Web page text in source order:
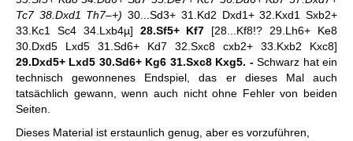
Tc7 38.Dxd1 Th7–+)30...Sd3+ 31.Kd2 Dxd1+ 32.Kxd1 Sxb2+
33.Kc1 Sc4 34.Lxb4µ] 28.Sf5+ Kf7 [28...Kf8!? 29.Lh6+ Ke8
30.Dxd5 Lxd5 31.Sd6+ Kd7 32.Sxc8 cxb2+ 33.Kxb2 Kxc8]
29.Dxd5+ Lxd5 30.Sd6+ Kg6 31.Sxc8 Kxg5. -Schwarz hat ein
technisch gewonnenes Endspiel, das er dieses Mal auch
tatsächlich gewann, wenn auch nicht ohne Fehler von beiden
Seiten.
Dieses Material ist erstaunlich genug, aber es vorzuführen,